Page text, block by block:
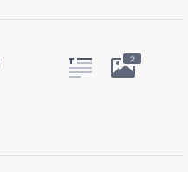
2